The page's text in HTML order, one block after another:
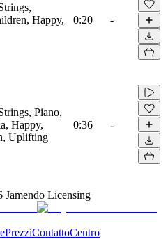
Happy,
0:20 -
Piano,
Happy,
Uplifting
0:36 -
Jamendo Licensing
PrezziContattoCentro